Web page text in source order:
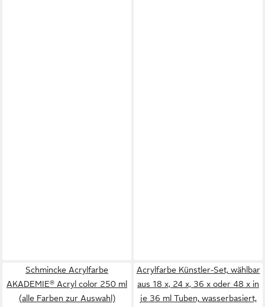
Schmincke Acrylfarbe
AKADEMIE® Acryl color 250 ml
(alle Farben zur Auswahl)
Acrylfarbe Künstler-Set, wählbar
aus 18 x, 24 x, 36 x oder 48 x in
je 36 ml Tuben, wasserbasiert,